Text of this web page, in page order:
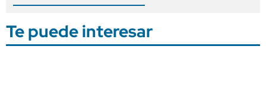
Te puede interesar